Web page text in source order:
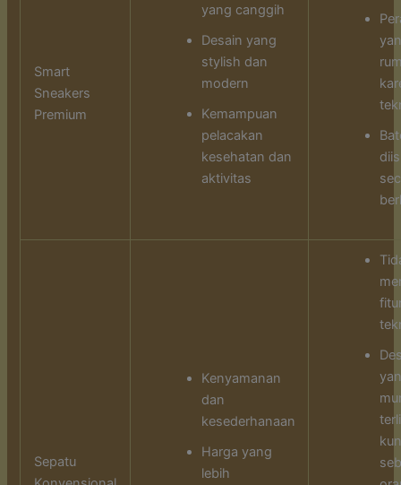
Smart
Sneakers
Premium
yang canggih
Desain yang
stylish dan
modern
Kemampuan
pelacakan
kesehatan dan
aktivitas
Sepatu
Kenyamanan
dan
kesederhanaan
Harga yang
lebih